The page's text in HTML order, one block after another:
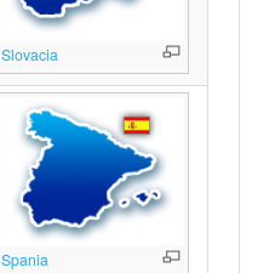
Slovacia
Spania